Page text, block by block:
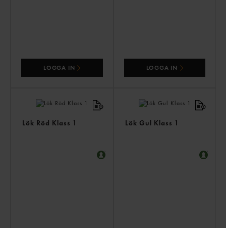
LOGGA IN LOGGA IN
Lök Röd Klass 1 Lök Gul Klass 1